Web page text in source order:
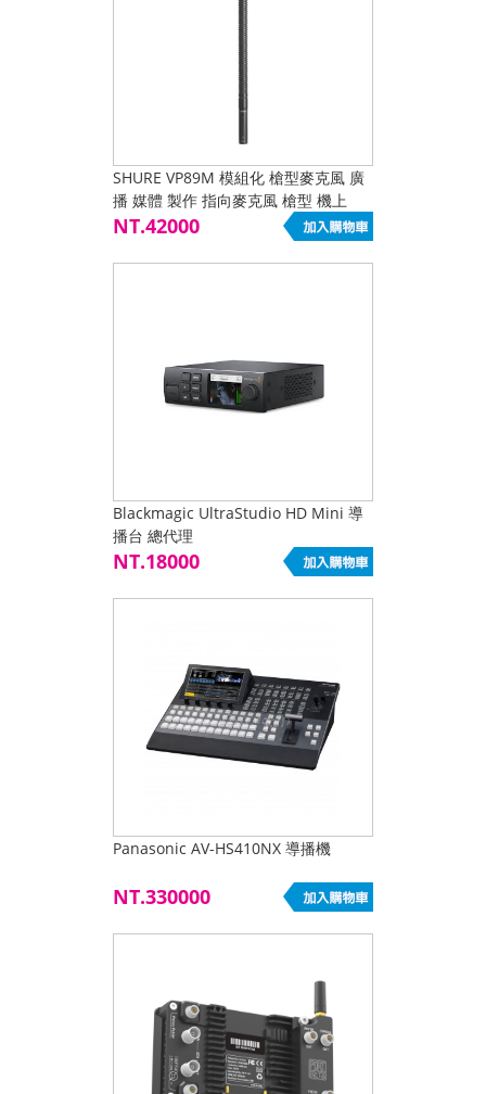
SHURE VP89M 模組化 槍型麥克風 廣
播 媒體 製作 指向麥克風 槍型 機上
NT.42000
Blackmagic UltraStudio HD Mini 導
播台 總代理
NT.18000
Panasonic AV-HS410NX 導播機
NT.330000